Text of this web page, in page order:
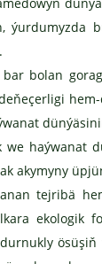
bolan
haýwanat
akymyny
tejribä
ekologik
ösüşiň